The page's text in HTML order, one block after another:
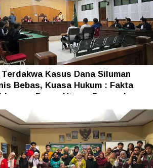
Kasus Dana Siluman
Bebas, Kuasa Hukum : Fakta
Dasar Utama Penegakan